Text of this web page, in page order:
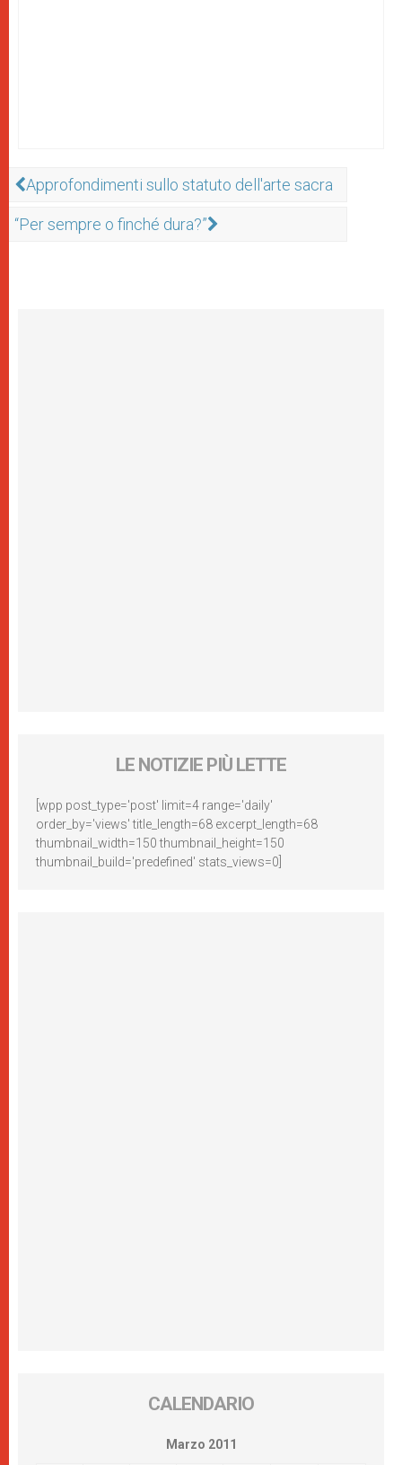
Approfondimenti sullo statuto dell'arte sacra
“Per sempre o finché dura?”
LE NOTIZIE PIÙ LETTE
[wpp post_type='post' limit=4 range='daily'
order_by='views' title_length=68 excerpt_length=68
thumbnail_width=150 thumbnail_height=150
thumbnail_build='predefined' stats_views=0]
CALENDARIO
Marzo 2011